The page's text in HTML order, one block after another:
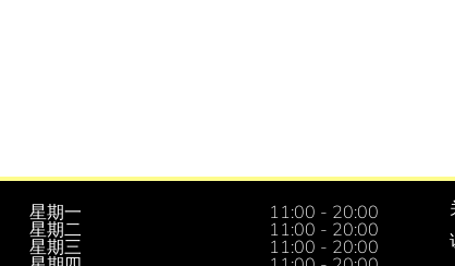
星期一
11:00 - 20:00
星期二
11:00 - 20:00
星期三
11:00 - 20:00